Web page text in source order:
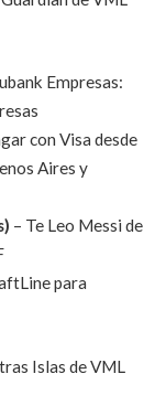
Empresas:
con Visa desde
Aires y
– Te Leo Messi de
para
Islas de VML